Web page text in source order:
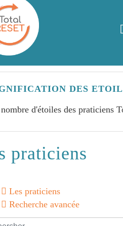
DES
d'étoiles des praticiens
praticiens
Les praticiens
Recherche avancée